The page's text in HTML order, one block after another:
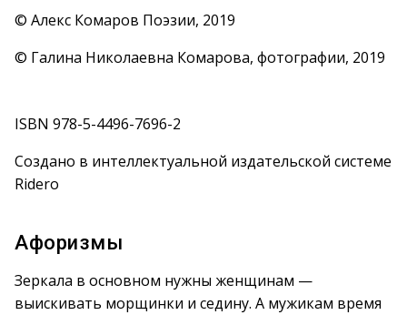
© Алекс Комаров Поэзии, 2019
© Галина Николаевна Комарова, фотографии, 2019
ISBN 978-5-4496-7696-2
Создано в интеллектуальной издательской системе
Ridero
Афоризмы
Зеркала в основном нужны женщинам —
выискивать морщинки и седину. А мужикам время